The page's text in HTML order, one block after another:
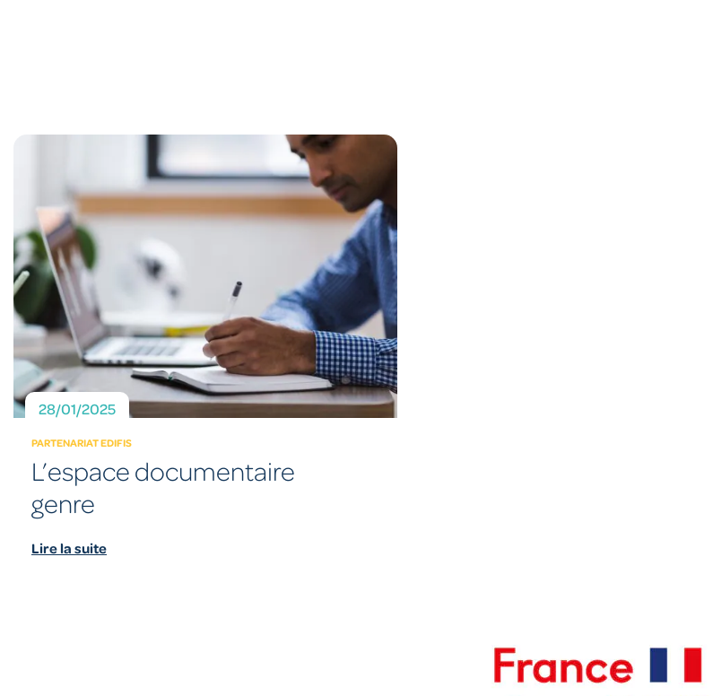
28/01/2025
PARTENARIAT EDIFIS
L’espace documentaire
genre
Lire la suite